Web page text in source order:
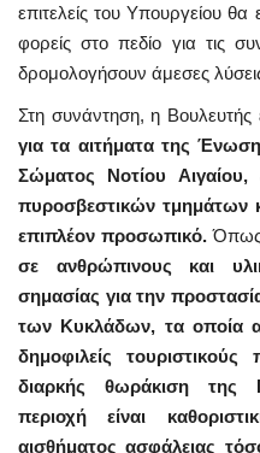
επιτελείς του Υπουργείου
φορείς στο πεδίο για τις
δρομολογήσουν άμεσες
Στη συνάντηση, η
για τα αιτήματα της
Σώματος Νοτίου
πυροσβεστικών τμημάτων
επιπλέον προσωπικό.Όπως
σε ανθρώπινους και
σημασίας για την
των Κυκλάδων, τα οποία
δημοφιλείς
διαρκής θωράκιση της
περιοχή είναι
αισθήματος ασφάλειας